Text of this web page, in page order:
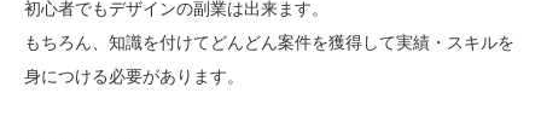
初心者でもデザインの副業は出来ます。
もちろん、知識を付けてどんどん案件を獲得して実績・スキルを
身につける必要があります。